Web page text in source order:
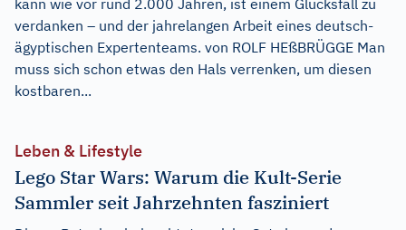
kann wie vor rund 2.000 Jahren, ist einem Glücksfall zu
verdanken – und der jahrelangen Arbeit eines deutsch-
ägyptischen Expertenteams. von ROLF HEßBRÜGGE Man
muss sich schon etwas den Hals verrenken, um diesen
kostbaren...
Leben & Lifestyle
Lego Star Wars: Warum die Kult-Serie
Sammler seit Jahrzehnten fasziniert